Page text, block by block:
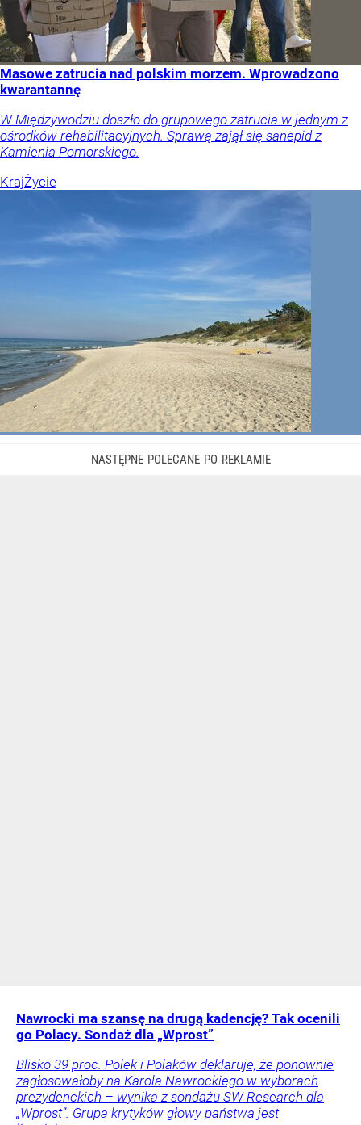
Masowe zatrucia nad polskim morzem. Wprowadzono
kwarantannę
W Międzywodziu doszło do grupowego zatrucia w jednym z
ośrodków rehabilitacyjnych. Sprawą zajął się sanepid z
Kamienia Pomorskiego.
KrajŻycie
Nawrocki ma szansę na drugą kadencję? Tak ocenili
go Polacy. Sondaż dla „Wprost”
Blisko 39 proc. Polek i Polaków deklaruje, że ponownie
zagłosowałoby na Karola Nawrockiego w wyborach
prezydenckich – wynika z sondażu SW Research dla
„Wprost”. Grupa krytyków głowy państwa jest